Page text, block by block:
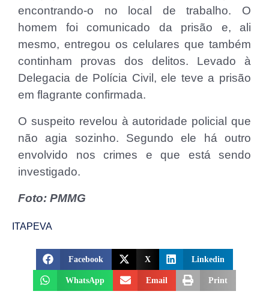
encontrando-o no local de trabalho. O
homem foi comunicado da prisão e, ali
mesmo, entregou os celulares que também
continham provas dos delitos. Levado à
Delegacia de Polícia Civil, ele teve a prisão
em flagrante confirmada.
O suspeito revelou à autoridade policial que
não agia sozinho. Segundo ele há outro
envolvido nos crimes e que está sendo
investigado.
Foto: PMMG
ITAPEVA
Facebook X Linkedin
WhatsApp Email Print